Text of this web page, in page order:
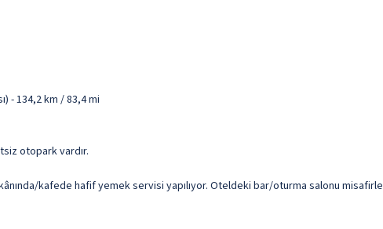
- 134,2 km / 83,4 mi
otopark vardır.
kafede hafif yemek servisi yapılıyor. Oteldeki bar/oturma salonu